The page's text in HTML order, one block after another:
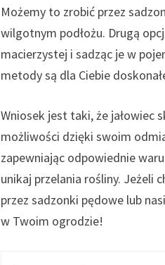
Możemy to zrobić przez
wilgotnym podłożu. Drugą
macierzystej i sadząc je w
metody są dla Ciebie
Wniosek jest taki, że jałowiec
możliwości dzięki swoim
zapewniając odpowiednie
unikaj przelania rośliny. Jeżeli
przez sadzonki pędowe lub
w Twoim ogrodzie!